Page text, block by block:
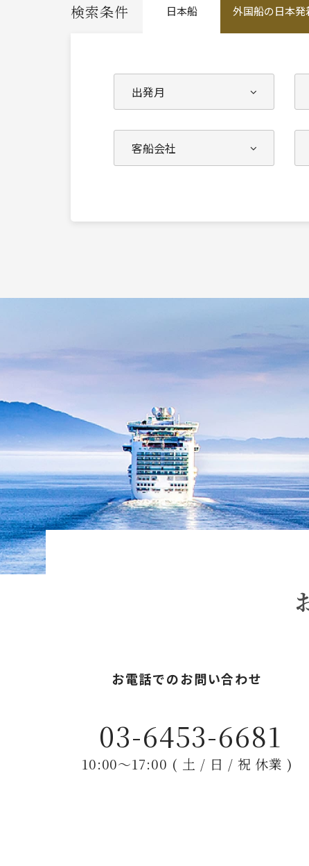
検索条件 日本船 外国船の日本発
お電話でのお問い合わせ
03-6453-6681
10:00〜17:00 ( 土 / 日 / 祝 休業 )